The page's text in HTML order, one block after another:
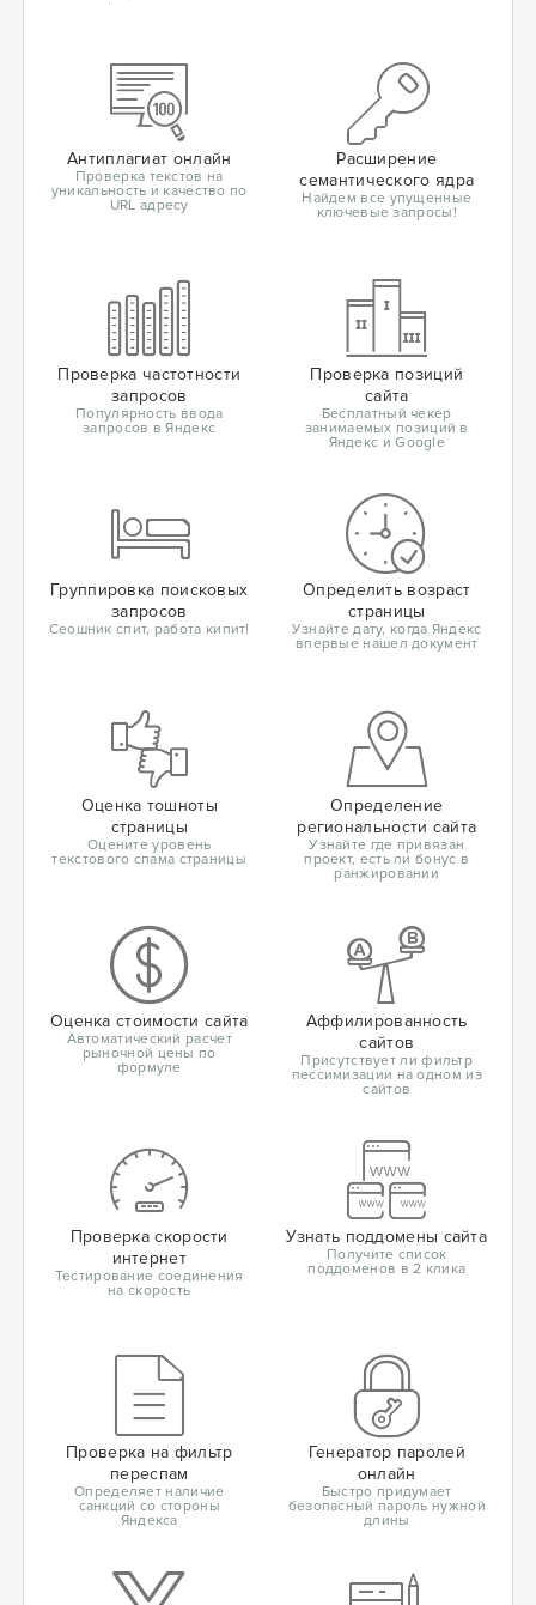
Антиплагиат онлайн
Проверка текстов на
уникальность и качество по
URL адресу
Расширение
семантического ядра
Найдем все упущенные
ключевые запросы!
Проверка частотности
запросов
Популярность ввода
запросов в Яндекс
Проверка позиций
сайта
Бесплатный чекер
занимаемых позиций в
Яндекс и Google
Группировка поисковых
запросов
Сеошник спит, работа кипит!
Определить возраст
страницы
Узнайте дату, когда Яндекс
впервые нашел документ
Оценка тошноты
страницы
Оцените уровень
текстового спама страницы
Определение
региональности сайта
Узнайте где привязан
проект, есть ли бонус в
ранжировании
Оценка стоимости сайта
Автоматический расчет
рыночной цены по
формуле
Аффилированность
сайтов
Присутствует ли фильтр
пессимизации на одном из
сайтов
Проверка скорости
интернет
Тестирование соединения
на скорость
Узнать поддомены сайта
Получите список
поддоменов в 2 клика
Проверка на фильтр
переспам
Определяет наличие
санкций со стороны
Яндекса
Генератор паролей
онлайн
Быстро придумает
безопасный пароль нужной
длины